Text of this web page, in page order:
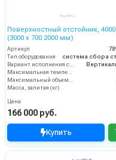
Поверхностный отстойник, 4000
(3000 х 700 2000 мм)
Артикул
Тип оборудования
Масса, залитая (кг)
Цена
166 000 руб.
Купить